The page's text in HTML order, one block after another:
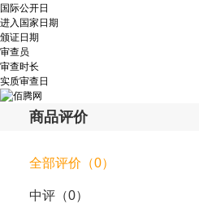
国际公开日
进入国家日期
颁证日期
审查员
审查时长
实质审查日
商品评价
全部评价（0）
中评（0）